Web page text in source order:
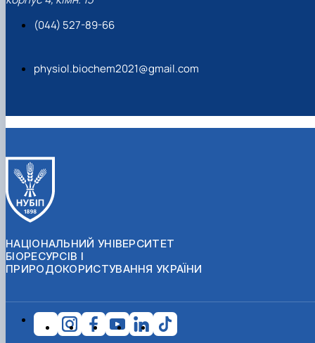
(044) 527-89-66
physiol.biochem2021@gmail.com
НАЦІОНАЛЬНИЙ УНІВЕРСИТЕТ
БІОРЕСУРСІВ І
ПРИРОДОКОРИСТУВАННЯ УКРАЇНИ